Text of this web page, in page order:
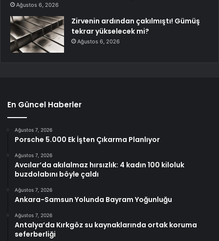
Ağustos 6, 2026
Zirvenin ardından çakılmıştı! Gümüş
tekrar yükselecek mi?
Ağustos 6, 2026
En Güncel Haberler
Ağustos 7, 2026
Porsche 5.000 Ek İşten Çıkarma Planlıyor
Ağustos 7, 2026
Avcılar’da akılalmaz hırsızlık: 4 kadın 100 kiloluk
buzdolabını böyle çaldı
Ağustos 7, 2026
Ankara-Samsun Yolunda Bayram Yoğunluğu
Ağustos 7, 2026
Antalya’da Kırkgöz su kaynaklarında ortak koruma
seferberliği